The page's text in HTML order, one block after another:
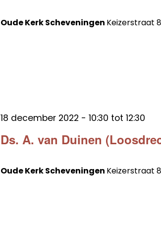
Oude Kerk Scheveningen Keizerstraat
Ds. A. van Duinen
18 december 2022 - 10:30 tot 12:30
Oude Kerk Scheveningen Keizerstraat